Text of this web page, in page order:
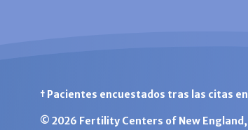
† Pacientes encuestados tras las citas
© 2026 Fertility Centers of New